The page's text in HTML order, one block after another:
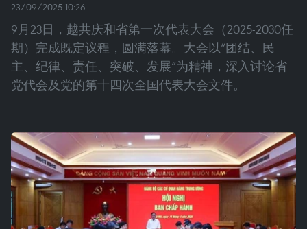
23/09/2025 10:26
9月23日，越共庆和省第一次代表大会（2025-2030任
期）完成既定议程，圆满落幕。大会以“团结、民
主、纪律、责任、突破、发展”为精神，深入讨论省
党代会及党的第十四次全国代表大会文件。